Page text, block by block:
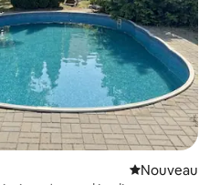
Nouvel
Nouveau